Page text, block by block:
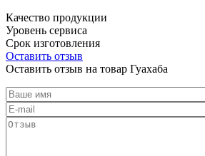
Качество продукции
Уровень сервиса
Срок изготовления
Оставить отзыв
Оставить отзыв на товар Гуахаба